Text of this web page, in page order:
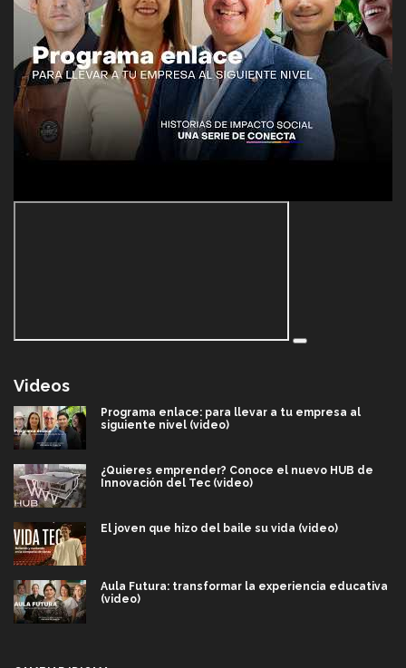
Videos
Programa enlace: para llevar a tu empresa al
siguiente nivel (video)
¿Quieres emprender? Conoce el nuevo HUB de
Innovación del Tec (video)
El joven que hizo del baile su vida (video)
Aula Futura: transformar la experiencia educativa
(video)